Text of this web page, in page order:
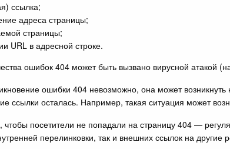
ссылка;
адреса страницы;
страницы;
URL в адресной строке.
ошибок 404 может быть вызвано вирусной атакой
ошибки 404 невозможно, она может
ссылки осталась. Например, такая ситуация может
чтобы посетители не попадали на страницу 404 —
перелинковки, так и внешних ссылок на другие